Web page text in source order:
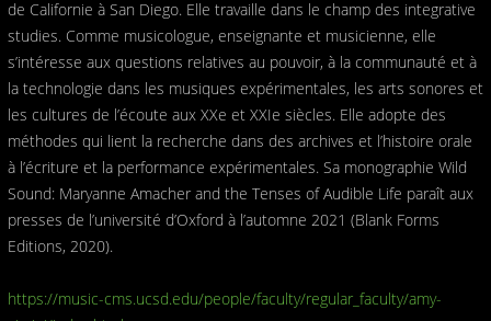
de Californie à San Diego. Elle travaille dans le champ des integrative
studies. Comme musicologue, enseignante et musicienne, elle
s’intéresse aux questions relatives au pouvoir, à la communauté et à
la technologie dans les musiques expérimentales, les arts sonores et
les cultures de l’écoute aux XXe et XXIe siècles. Elle adopte des
méthodes qui lient la recherche dans des archives et l’histoire orale
à l’écriture et la performance expérimentales. Sa monographie Wild
Sound: Maryanne Amacher and the Tenses of Audible Life paraît aux
presses de l’université d’Oxford à l’automne 2021 (Blank Forms
Editions, 2020).
https://music-cms.ucsd.edu/people/faculty/regular_faculty/amy-